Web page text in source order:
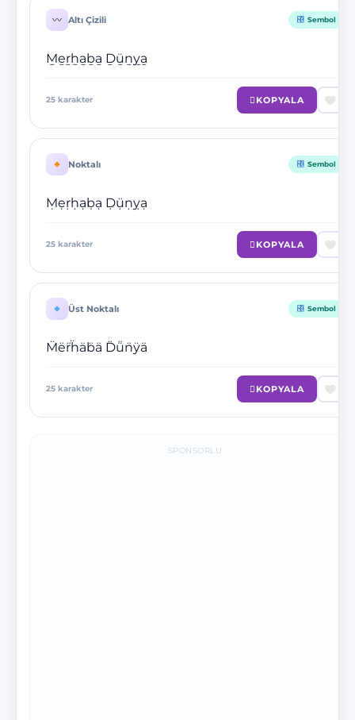
Altı Çizili Sembol
M̲e̲r̲h̲a̲b̲a̲ D̲ü̲n̲y̲a̲
25 karakter KOPYALA
Noktalı Sembol
Ṃẹṛḥạḅạ Ḍụ̈ṇỵạ
25 karakter KOPYALA
Üst Noktalı Sembol
M̈ër̈ḧäb̈ä D̈ü̈n̈ÿä
25 karakter KOPYALA
SPONSORLU